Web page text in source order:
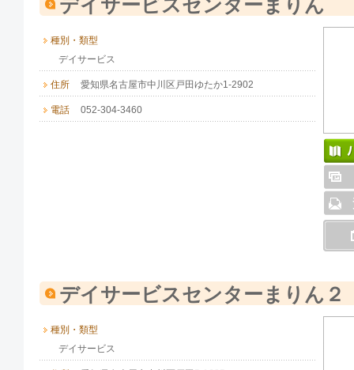
デイサービスセンターまりん
種別・類型
デイサービス
住所 愛知県名古屋市中川区戸田ゆたか1-2902
電話 052-304-3460
デイサービスセンターまりん２
種別・類型
デイサービス